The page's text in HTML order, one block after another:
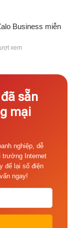
Business miễn
xem
sẵn
mại
nghiệp, dễ
trường Internet
để lại số điện
ngay!